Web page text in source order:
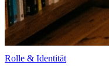
Rolle & Identität